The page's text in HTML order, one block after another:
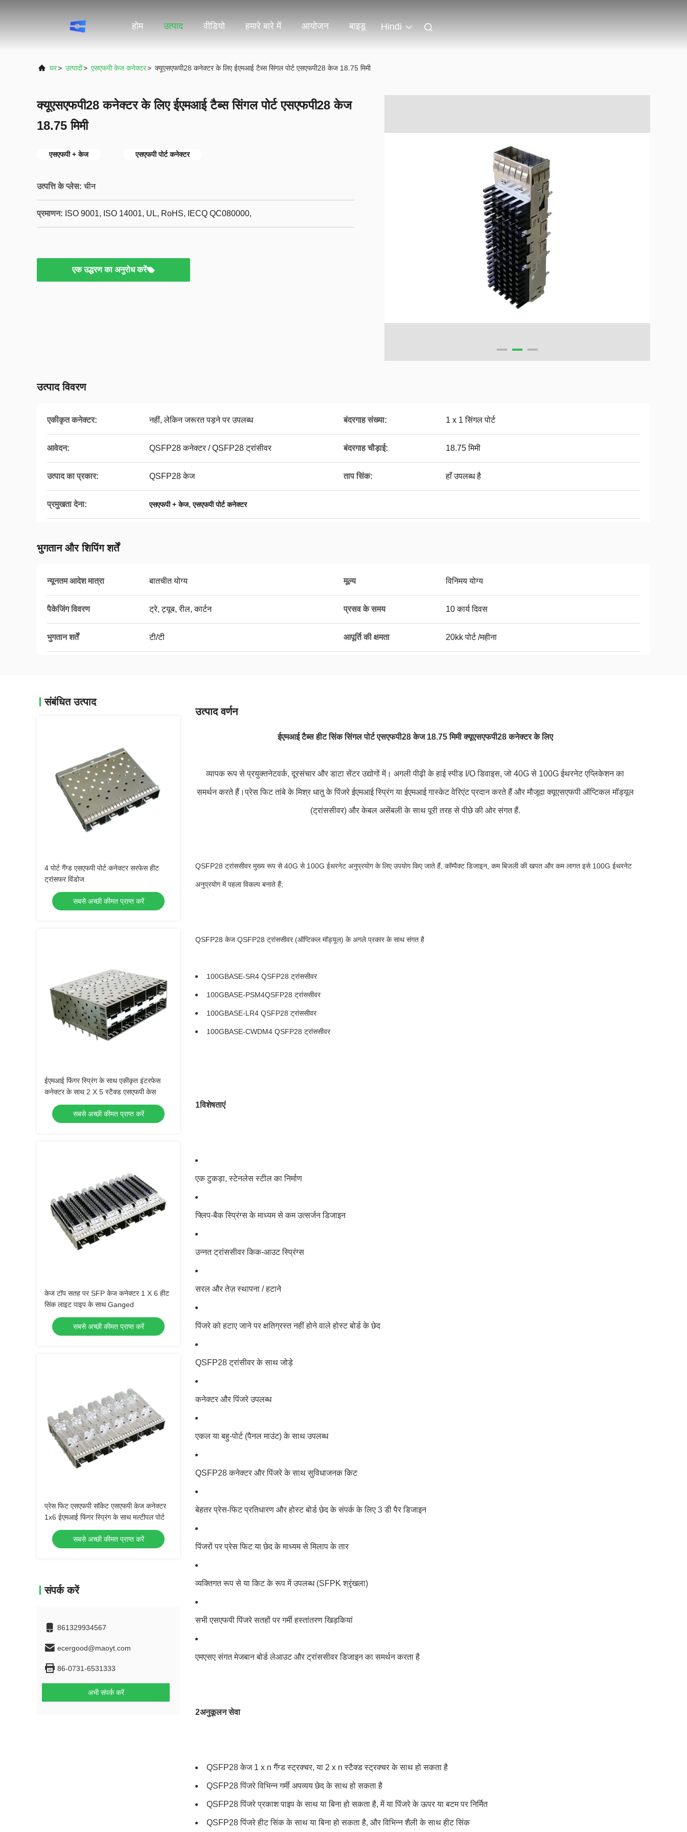
होम उत्पाद वीडियो हमारे बारे में आयोजन बाइडू Hindi
घर> उत्पादों> एसएफपी केज कनेक्टर> क्यूएसएफपी28 कनेक्टर के लिए ईएमआई टैब्स सिंगल पोर्ट एसएफपी28 केज 18.75 मिमी
क्यूएसएफपी28 कनेक्टर के लिए ईएमआई टैब्स सिंगल पोर्ट एसएफपी28 केज
18.75 मिमी
एसएफपी + केज एसएफपी पोर्ट कनेक्टर
उत्पत्ति के प्लेस: चीन
प्रमाणन: ISO 9001, ISO 14001, UL, RoHS, IECQ QC080000,
एक उद्धरण का अनुरोध करें
उत्पाद विवरण
एकीकृत कनेक्टर: नहीं, लेकिन जरूरत पड़ने पर उपलब्ध बंदरगाह संख्या: 1 x 1 सिंगल पोर्ट
आवेदन: QSFP28 कनेक्टर / QSFP28 ट्रांसीवर बंदरगाह चौड़ाई: 18.75 मिमी
उत्पाद का प्रकार: QSFP28 केज ताप सिंक: हाँ उपलब्ध है
प्रमुखता देना: एसएफपी + केज,एसएफपी पोर्ट कनेक्टर
भुगतान और शिपिंग शर्तें
न्यूनतम आदेश मात्रा बातचीत योग्य मूल्य विनिमय योग्य
पैकेजिंग विवरण ट्रे, ट्यूब, रील, कार्टन प्रसव के समय 10 कार्य दिवस
भुगतान शर्तें टी/टी आपूर्ति की क्षमता 20kk पोर्ट /महीना
संबंधित उत्पाद
4 पोर्ट गैंग्ड एसएफपी पोर्ट कनेक्टर सरफेस हीट
ट्रांसफर विंडोज
सबसे अच्छी कीमत प्राप्त करें
ईएमआई फिंगर स्प्रिंग के साथ एकीकृत इंटरफेस
कनेक्टर के साथ 2 X 5 स्टैक्ड एसएफपी केस
सबसे अच्छी कीमत प्राप्त करें
केज टॉप सतह पर SFP केज कनेक्टर 1 X 6 हीट
सिंक लाइट पाइप के साथ Ganged
सबसे अच्छी कीमत प्राप्त करें
प्रेस फिट एसएफपी सॉकेट एसएफपी केज कनेक्टर
1x6 ईएमआई फिंगर स्प्रिंग के साथ मल्टीपल पोर्ट
सबसे अच्छी कीमत प्राप्त करें
संपर्क करें
861329934567
ecergood@maoyt.com
86-0731-6531333
अभी संपर्क करें
उत्पाद वर्णन
ईएमआई टैब्स हीट सिंक सिंगल पोर्ट एसएफपी28 केज 18.75 मिमी क्यूएसएफपी28 कनेक्टर के लिए
व्यापक रूप से प्रयुक्तनेटवर्क, दूरसंचार और डाटा सेंटर उद्योगों में। अगली पीढ़ी के हाई स्पीड I/O डिवाइस, जो 40G से 100G ईथरनेट एप्लिकेशन का
समर्थन करते हैं।प्रेस फिट तांबे के मिश्र धातु के पिंजरे ईएमआई स्प्रिंग या ईएमआई गास्केट वेरिएंट प्रदान करते हैं और मौजूदा क्यूएसएफपी ऑप्टिकल मॉड्यूल
(ट्रांससीवर) और केबल असेंबली के साथ पूरी तरह से पीछे की ओर संगत हैं.
QSFP28 ट्रांससीवर मुख्य रूप से 40G से 100G ईथरनेट अनुप्रयोग के लिए उपयोग किए जाते हैं, कॉम्पैक्ट डिजाइन, कम बिजली की खपत और कम लागत इसे 100G ईथरनेट
अनुप्रयोग में पहला विकल्प बनाते हैं;
QSFP28 केज QSFP28 ट्रांससीवर (ऑप्टिकल मॉड्यूल) के अगले प्रकार के साथ संगत है
100GBASE-SR4 QSFP28 ट्रांससीवर
100GBASE-PSM4QSFP28 ट्रांससीवर
100GBASE-LR4 QSFP28 ट्रांससीवर
100GBASE-CWDM4 QSFP28 ट्रांससीवर
1विशेषताएं
एक टुकड़ा, स्टेनलेस स्टील का निर्माण
फ्लिप-बैक स्प्रिंग्स के माध्यम से कम उत्सर्जन डिजाइन
उन्नत ट्रांससीवर किक-आउट स्प्रिंग्स
सरल और तेज़ स्थापना / हटाने
पिंजरे को हटाए जाने पर क्षतिग्रस्त नहीं होने वाले होस्ट बोर्ड के छेद
QSFP28 ट्रांसीवर के साथ जोड़े
कनेक्टर और पिंजरे उपलब्ध
एकल या बहु-पोर्ट (पैनल माउंट) के साथ उपलब्ध
QSFP28 कनेक्टर और पिंजरे के साथ सुविधाजनक किट
बेहतर प्रेस-फिट प्रतिधारण और होस्ट बोर्ड छेद के संपर्क के लिए 3 डी पैर डिजाइन
पिंजरों पर प्रेस फिट या छेद के माध्यम से मिलाप के तार
व्यक्तिगत रूप से या किट के रूप में उपलब्ध (SFPK श्रृंखला)
सभी एसएफपी पिंजरे सतहों पर गर्मी हस्तांतरण खिड़कियां
एमएसए संगत मेजबान बोर्ड लेआउट और ट्रांससीवर डिजाइन का समर्थन करता है
2अनुकूलन सेवा
QSFP28 केज 1 x n गैंग्ड स्ट्रक्चर, या 2 x n स्टैक्ड स्ट्रक्चर के साथ हो सकता है
QSFP28 पिंजरे विभिन्न गर्मी अपव्यय छेद के साथ हो सकता है
QSFP28 पिंजरे प्रकाश पाइप के साथ या बिना हो सकता है, में या पिंजरे के ऊपर या बटम पर निर्मित
QSFP28 पिंजरे हीट सिंक के साथ या बिना हो सकता है, और विभिन्न शैली के साथ हीट सिंक